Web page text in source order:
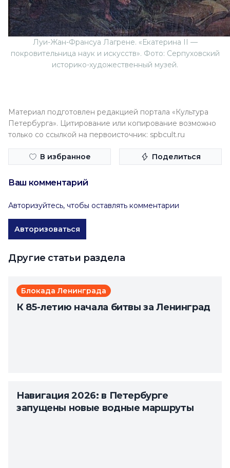
Луи-Жан-Франсуа Лагрене. «Екатерина II —
покровительница наук и искусств». Фото: Серпуховский
историко-художественный музей.
Материал подготовлен редакцией портала «Культура
Петербурга». Цитирование или копирование возможно
только со ссылкой на первоисточник: spbcult.ru
В избранное Поделиться
Ваш комментарий
Авторизуйтесь, чтобы оставлять комментарии
Авторизоваться
Другие статьи раздела
Блокада Ленинграда
К 85-летию начала битвы за Ленинград
Навигация 2026: в Петербурге
запущены новые водные маршруты